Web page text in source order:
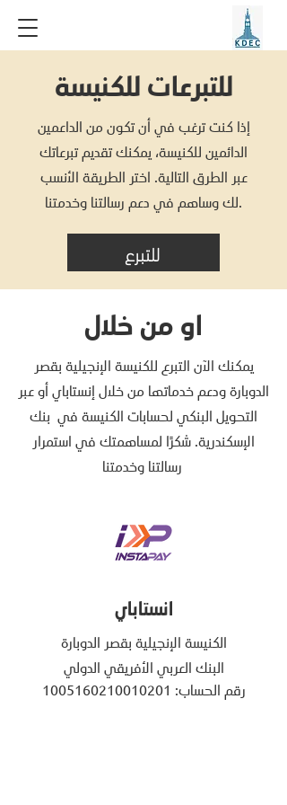
للتبرعات للكنيسة
إذا كنت ترغب في أن تكون من الداعمين
الدائمين للكنيسة، يمكنك تقديم تبرعاتك
عبر الطرق التالية. اختر الطريقة الأنسب
لك وساهم في دعم رسالتنا وخدمتنا.
للتبرع
او من خلال
يمكنك الآن التبرع للكنيسة الإنجيلية بقصر
الدوبارة ودعم خدماتها من خلال إنستاباي أو عبر
التحويل البنكي لحسابات الكنيسة في بنك
الإسكندرية. شكرًا لمساهمتك في استمرار
انستاباي
الكنيسة الإنجيلية بقصر الدوبارة
البنك العربي الأفريقي الدولي
رقم الحساب: 1005160210010201